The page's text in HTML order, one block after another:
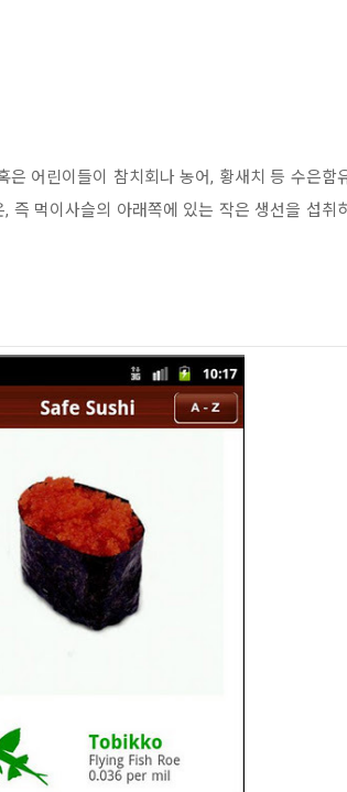
어린이들이 참치회나 농어, 황새치 등 수은함
즉 먹이사슬의 아래쪽에 있는 작은 생선을 섭취